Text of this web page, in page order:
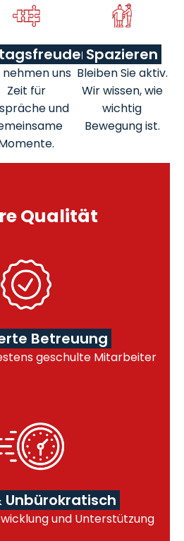
nehmen uns
Zeit für
und
Spazieren
Bleiben Sie aktiv.
Wir wissen, wie
wichtig
Bewegung ist.
Qualität
Betreuung
geschulte Mitarbeiter
Unbürokratisch
und Unterstützung